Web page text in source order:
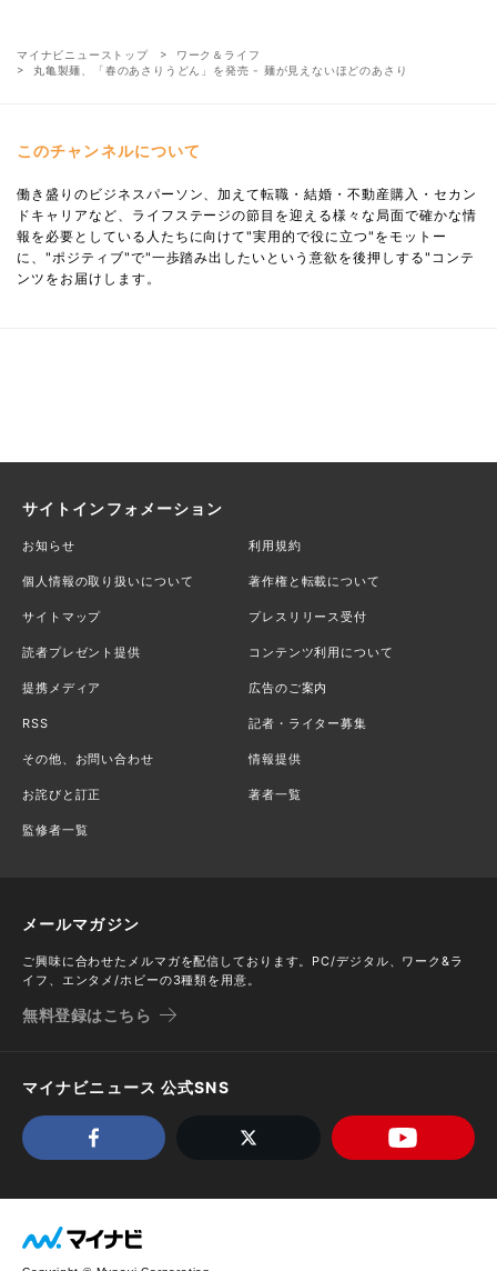
マイナビニューストップ
ワーク＆ライフ
丸亀製麺、「春のあさりうどん」を発売 - 麺が見えないほどのあさり
このチャンネルについて
働き盛りのビジネスパーソン、加えて転職・結婚・不動産購入・セカン
ドキャリアなど、ライフステージの節目を迎える様々な局面で確かな情
報を必要としている人たちに向けて"実用的で役に立つ"をモットー
に、"ポジティブ"で"一歩踏み出したいという意欲を後押しする"コンテ
ンツをお届けします。
サイトインフォメーション
お知らせ 利用規約
個人情報の取り扱いについて 著作権と転載について
サイトマップ プレスリリース受付
読者プレゼント提供 コンテンツ利用について
提携メディア 広告のご案内
RSS 記者・ライター募集
その他、お問い合わせ 情報提供
お詫びと訂正 著者一覧
監修者一覧
メールマガジン
ご興味に合わせたメルマガを配信しております。PC/デジタル、ワーク&ラ
イフ、エンタメ/ホビーの3種類を用意。
無料登録はこちら
マイナビニュース 公式SNS